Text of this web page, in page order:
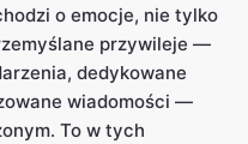
o emocje, nie tylko
przywileje —
dedykowane
wiadomości —
To w tych